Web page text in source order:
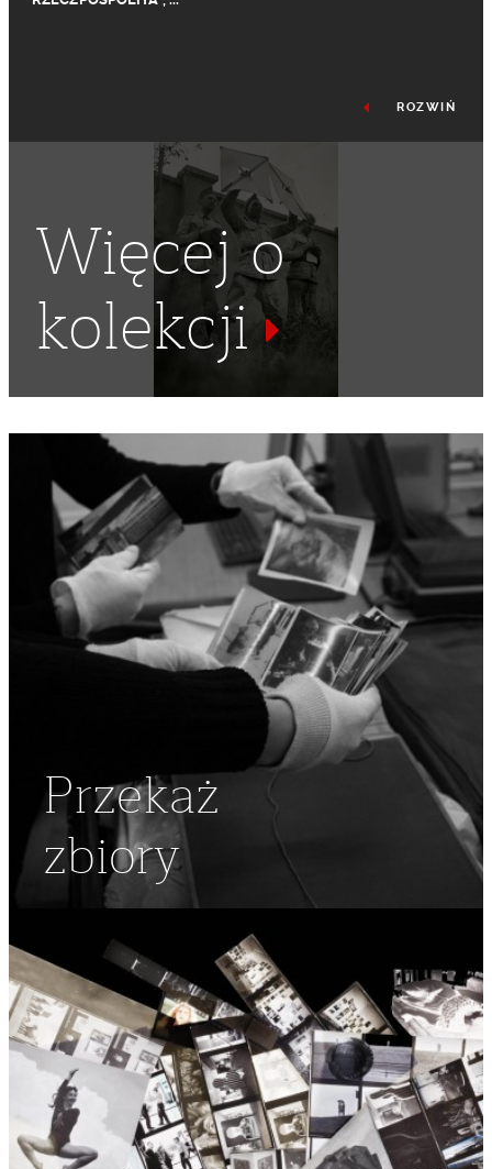
WAKACJE
ROZWIŃ
Więcej o
kolekcji
Przekaż
zbiory